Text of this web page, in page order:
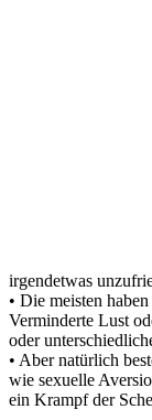
irgendetwas
• Die meisten
Verminderte Lust
oder
• Aber natürlich
wie sexuelle
ein Krampf der